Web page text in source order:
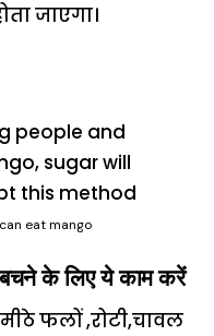
जाएगा।
eat mango
बचने के लिए ये काम करें
फलों ,रोटी,चावल